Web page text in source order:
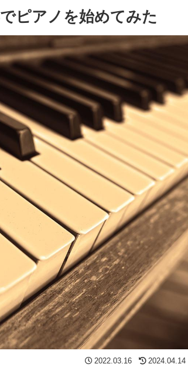
ピアノを始めてみた
2022.03.16 2024.04.14